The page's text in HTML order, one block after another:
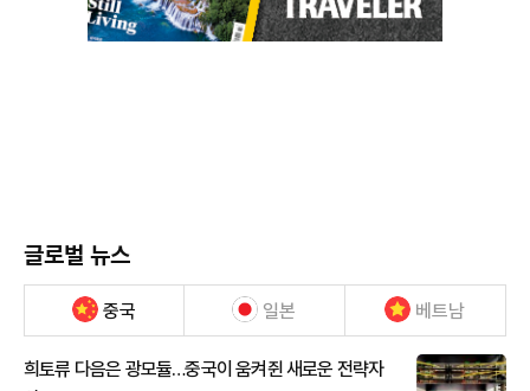
글로벌 뉴스
중국 일본 베트남
희토류 다음은 광모듈…중국이 움켜쥔 새로운 전략자